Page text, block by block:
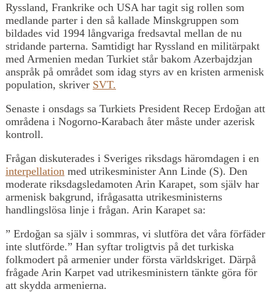
Ryssland, Frankrike och USA har tagit sig rollen som
medlande parter i den så kallade Minskgruppen som
bildades vid 1994 långvariga fredsavtal mellan de nu
stridande parterna. Samtidigt har Ryssland en militärpakt
med Armenien medan Turkiet står bakom Azerbajdzjan
anspråk på området som idag styrs av en kristen armenisk
population, skriver SVT.
Senaste i onsdags sa Turkiets President Recep Erdoğan att
områdena i Nogorno-Karabach åter måste under azerisk
kontroll.
Frågan diskuterades i Sveriges riksdags häromdagen i en
interpellation med utrikesminister Ann Linde (S). Den
moderate riksdagsledamoten Arin Karapet, som själv har
armenisk bakgrund, ifrågasatta utrikesministerns
handlingslösa linje i frågan. Arin Karapet sa:
” Erdoğan sa själv i sommras, vi slutföra det våra förfäder
inte slutförde.” Han syftar troligtvis på det turkiska
folkmodert på armenier under första världskriget. Därpå
frågade Arin Karpet vad utrikesministern tänkte göra för
att skydda armenierna.